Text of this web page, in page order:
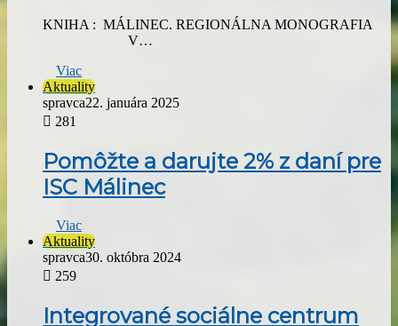
KNIHA : MÁLINEC. REGIONÁLNA MONOGRAFIA
V…
Viac
Aktuality
spravca22. januára 2025
281
Pomôžte a darujte 2% z daní pre
ISC Málinec
Viac
Aktuality
spravca30. októbra 2024
259
Integrované sociálne centrum